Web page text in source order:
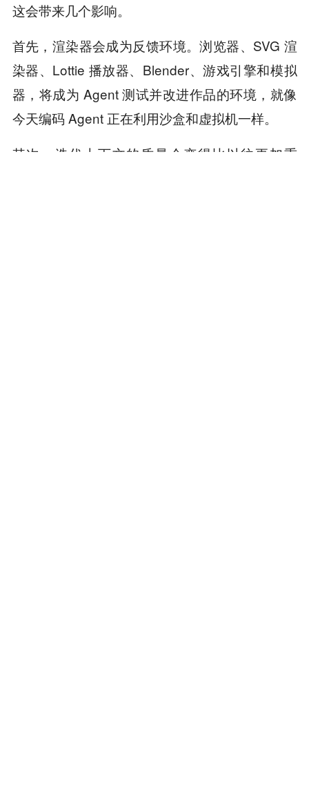
这会带来几个影响。
首先，渲染器会成为反馈环境。浏览器、SVG 渲
染器、Lottie 播放器、Blender、游戏引擎和模拟
器，将成为 Agent 测试并改进作品的环境，就像
今天编码 Agent 正在利用沙盒和虚拟机一样。
其次，迭代上下文的质量会变得比以往更加重